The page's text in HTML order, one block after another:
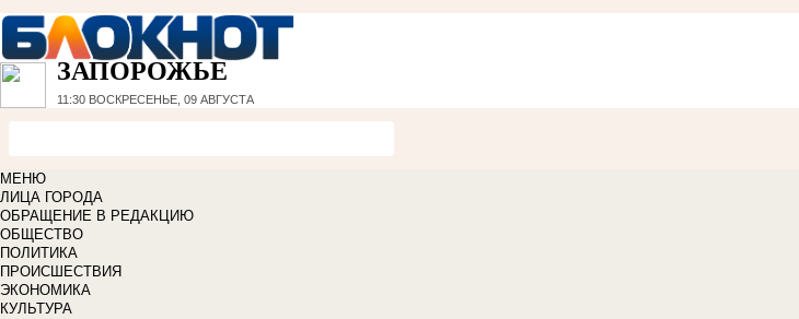
ЗАПОРОЖЬЕ
11:30 ВОСКРЕСЕНЬЕ, 09 АВГУСТА
МЕНЮ
ЛИЦА ГОРОДА
ОБРАЩЕНИЕ В РЕДАКЦИЮ
ОБЩЕСТВО
ПОЛИТИКА
ПРОИСШЕСТВИЯ
ЭКОНОМИКА
КУЛЬТУРА